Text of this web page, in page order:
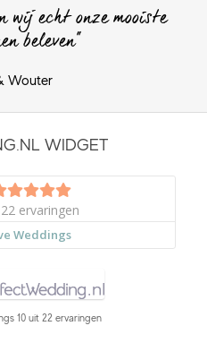
wij echt onze mooiste
beleven"
Wouter
WIDGET
10 uit 22 ervaringen